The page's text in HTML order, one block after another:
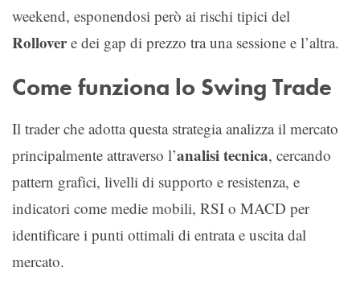
weekend, esponendosi però ai rischi tipici del
Rollovere dei gap di prezzo tra una sessione e l’altra.
Come funziona lo Swing Trade
Il trader che adotta questa strategia analizza il mercato
principalmente attraverso l’analisi tecnica, cercando
pattern grafici, livelli di supporto e resistenza, e
indicatori come medie mobili, RSI o MACD per
identificare i punti ottimali di entrata e uscita dal
mercato.